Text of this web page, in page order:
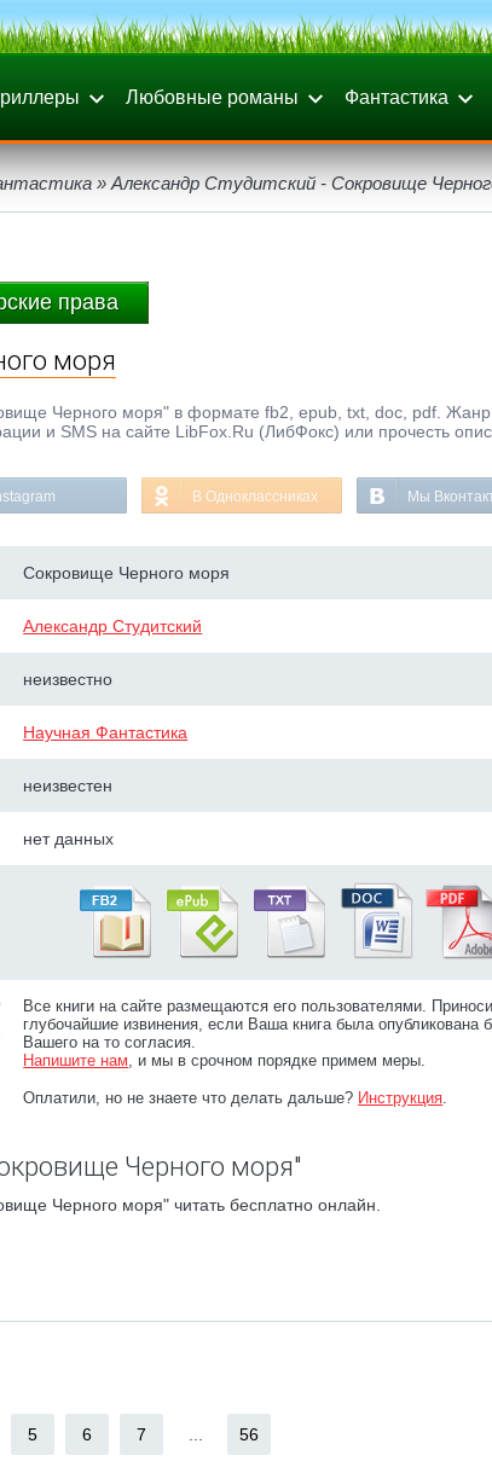
Любовные романы Фантастика
» Александр Студитский - Сокровище
права
моря
Черного моря" в формате fb2, epub, txt, doc, pdf.
и SMS на сайте LibFox.Ru (ЛибФокс) или прочесть
В Одноклассниках Мы
Сокровище Черного моря
Александр Студитский
неизвестно
Научная Фантастика
неизвестен
нет данных
Все книги на сайте размещаются его пользователями.
глубочайшие извинения, если Ваша книга была опубликована
Вашего на то согласия.
Напишите нам, и мы в срочном порядке примем меры.
Оплатили, но не знаете что делать дальше? Инструкция.
Черного моря"
Черного моря" читать бесплатно онлайн.
5 6 7 56